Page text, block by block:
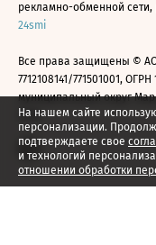
На нашем сайте
персонализации.
подтверждаете свое
и технологий
отношении обработки
рекламно-обменной
24smi
Все права защищены ©
7712108141/771501001, ОГРН
муниципальный округ
2026